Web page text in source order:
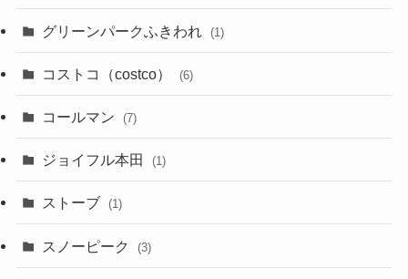
グリーンパークふきわれ (1)
コストコ（costco） (6)
コールマン (7)
ジョイフル本田 (1)
ストーブ (1)
スノーピーク (3)